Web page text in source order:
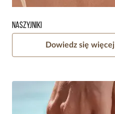
Naszyjniki
Dowiedz się więcej